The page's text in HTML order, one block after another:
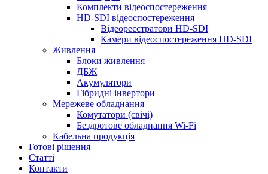
Комплекти відеоспостереження
HD-SDI відеоспостереження
Відеореєстратори HD-SDI
Камери відеоспостереження HD-SDI
Живлення
Блоки живлення
ДБЖ
Акумулятори
Гібридні інвертори
Мережеве обладнання
Комутатори (свічі)
Бездротове обладнання Wi-Fi
Кабельна продукція
Готові рішення
Статті
Контакти